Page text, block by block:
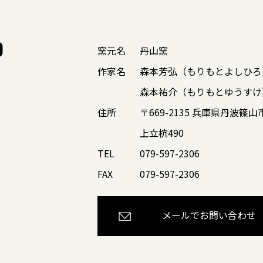
窯元名
丹山窯
作家名
森本芳弘（もりもとよしひろ
森本祐介（もりもとゆうすけ
住所
〒669-2135 兵庫県丹波篠山
上立杭490
TEL
079-597-2306
FAX
079-597-2306
メールでお問い合わせ